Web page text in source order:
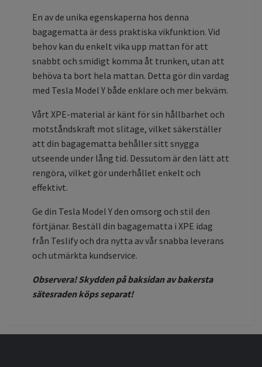
En av de unika egenskaperna hos denna
bagagematta är dess praktiska vikfunktion. Vid
behov kan du enkelt vika upp mattan för att
snabbt och smidigt komma åt trunken, utan att
behöva ta bort hela mattan. Detta gör din vardag
med Tesla Model Y både enklare och mer bekväm.
Vårt XPE-material är känt för sin hållbarhet och
motståndskraft mot slitage, vilket säkerställer
att din bagagematta behåller sitt snygga
utseende under lång tid. Dessutom är den lätt att
rengöra, vilket gör underhållet enkelt och
effektivt.
Ge din Tesla Model Y den omsorg och stil den
förtjänar. Beställ din bagagematta i XPE idag
från Teslify och dra nytta av vår snabba leverans
och utmärkta kundservice.
Observera! Skydden på baksidan av bakersta
sätesraden köps separat!